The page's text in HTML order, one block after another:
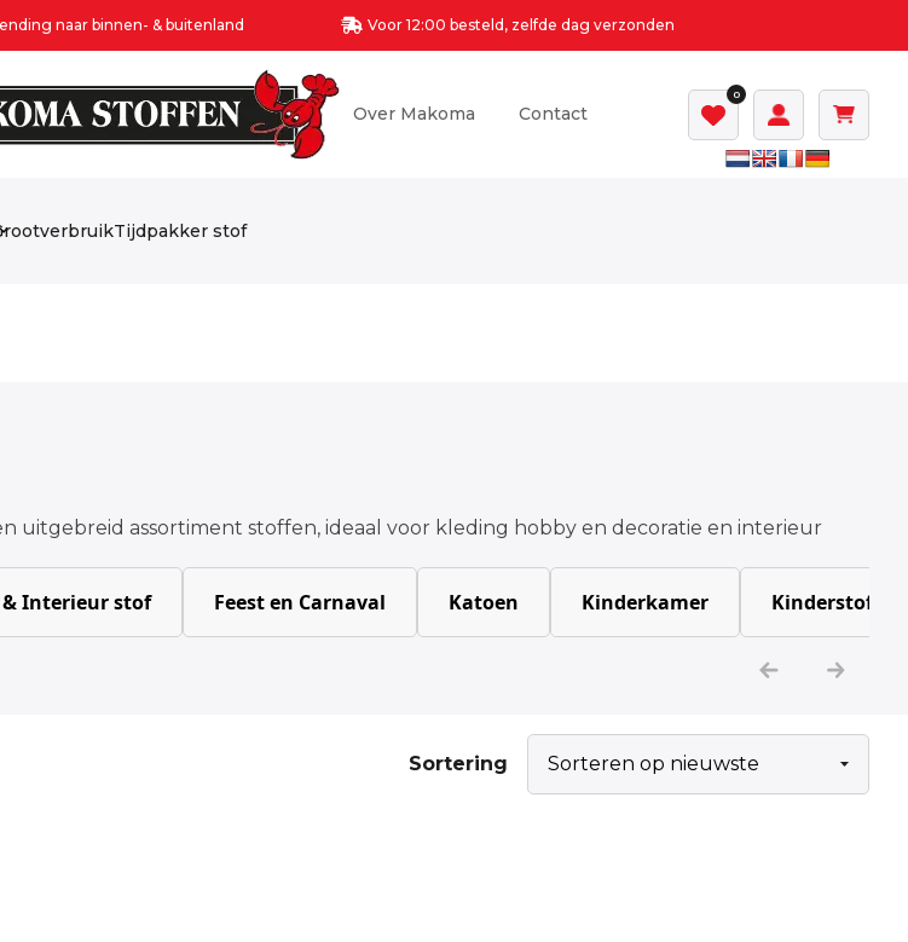
naar binnen- & buitenland Voor 12:00 besteld, zelfde dag verzonden
Over Makoma Contact
0
Tijdpakker stof
uitgebreid assortiment stoffen, ideaal voor kleding hobby en decoratie en interieur
& Interieur stof Feest en Carnaval Katoen Kinderkamer Kinderstoffen
Sortering